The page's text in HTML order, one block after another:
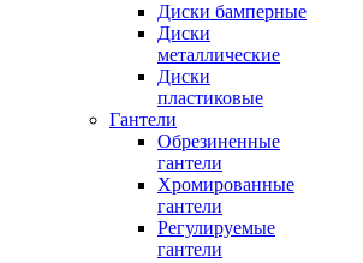
Диски бамперные
Диски
металлические
Диски
пластиковые
Гантели
Обрезиненные
гантели
Хромированные
гантели
Регулируемые
гантели